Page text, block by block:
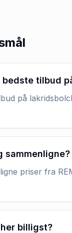
tilbud
på
sammenligne?
priser fra
billigst?